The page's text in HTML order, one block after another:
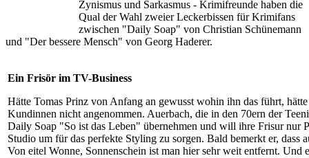
Zynismus und Sarkasmus - Krimifreunde haben die
Qual der Wahl zweier Leckerbissen für Krimifans
zwischen "Daily Soap" von Christian Schünemann
und "Der bessere Mensch" von Georg Haderer.
Ein Frisör im TV-Business
Hätte Tomas Prinz von Anfang an gewusst wohin ihn das führt,
Kundinnen nicht angenommen. Auerbach, die in den 70ern der
Daily Soap "So ist das Leben" übernehmen und will ihre Frisur nur
Studio um für das perfekte Styling zu sorgen. Bald bemerkt er, dass
Von eitel Wonne, Sonnenschein ist man hier sehr weit entfernt. Und